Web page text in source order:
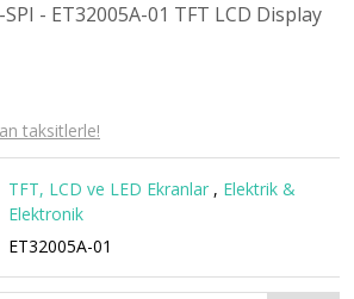
- ET32005A-01 TFT LCD Display
taksitlerle!
TFT, LCD ve LED Ekranlar , Elektrik &
Elektronik
ET32005A-01